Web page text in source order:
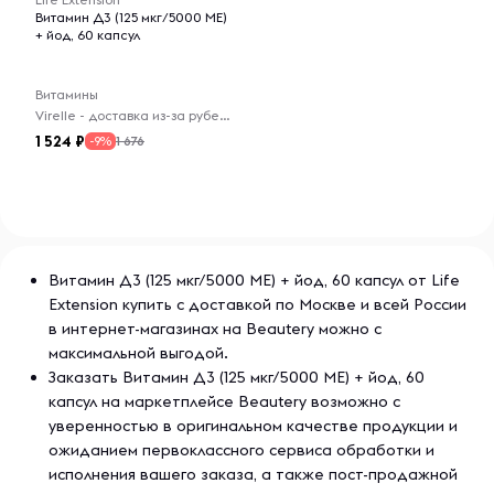
Витамин D помогает регулировать баланс кальция в
организме, одновременно облегчая всасывание кальция
воспалительной реакции в сердечно-сосудистой
системе и стимулирует нормальную работу эндотелия.
Кроме того, витамин D помогает подавлять избыточный
уровень ренина. Здоровый уровень ренина помогает
В каждой капсуле этой добавки содержится 125 мкг
(5000 МЕ) витамина D3 в форме холекальциферола.
Рекомендуем сдать анализ крови на 25-гидрокси-
витамин D через 3 месяца применения данного
препарата, чтобы оценить правильность дозировки и
скорректировать ее. Имеющиеся данные
подтверждают, что для большинства людей
оптимальным уровнем витамина D в крови является 50–
80 нг/мл.
Витамин Д3 (125 мкг/5000 МЕ)
+ йод, 60 капсул
Витамины
Virelle - доставка из-за рубежа
1 524 -9% 1 676
Витамин Д3 (125 мкг/5000 МЕ) + йод, 60 капсул от Life
Extension купить с доставкой по Москве и всей России
в интернет-магазинах на Beautery можно с
максимальной выгодой.
Заказать Витамин Д3 (125 мкг/5000 МЕ) + йод, 60
капсул на маркетплейсе Beautery возможно с
уверенностью в оригинальном качестве продукции и
ожиданием первоклассного сервиса обработки и
исполнения вашего заказа, а также пост-продажной